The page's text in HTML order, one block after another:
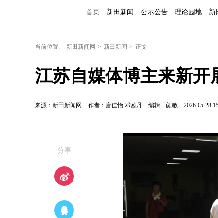
首页 新田新闻 公示公告 理论园地 新
当前位置: 新田新闻网 > 新田新闻 > 正文
江苏自媒体博主来新开
来源：新田新闻网 作者：唐佳怡 邓茜丹 编辑：颜敏 2026-05-28
—分享—